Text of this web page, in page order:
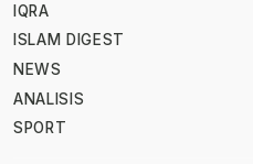
IQRA
ISLAM DIGEST
NEWS
ANALISIS
SPORT